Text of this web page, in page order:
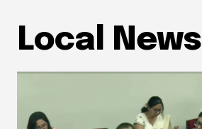
Local News